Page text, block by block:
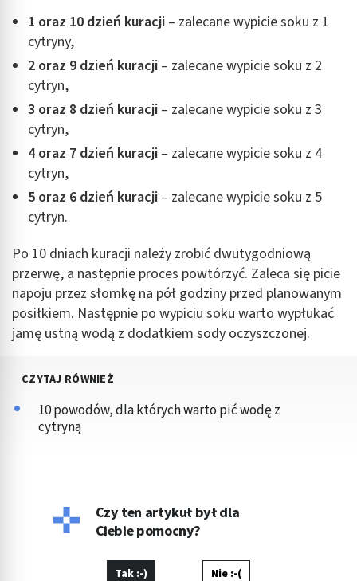
1 oraz 10 dzień kuracji – zalecane wypicie soku z 1
cytryny,
2 oraz 9 dzień kuracji – zalecane wypicie soku z 2
cytryn,
3 oraz 8 dzień kuracji – zalecane wypicie soku z 3
cytryn,
4 oraz 7 dzień kuracji – zalecane wypicie soku z 4
cytryn,
5 oraz 6 dzień kuracji – zalecane wypicie soku z 5
cytryn.
Po 10 dniach kuracji należy zrobić dwutygodniową
przerwę, a następnie proces powtórzyć. Zaleca się picie
napoju przez słomkę na pół godziny przed planowanym
posiłkiem. Następnie po wypiciu soku warto wypłukać
jamę ustną wodą z dodatkiem sody oczyszczonej.
CZYTAJ RÓWNIEŻ
10 powodów, dla których warto pić wodę z
cytryną
Czy ten artykuł był dla
Ciebie pomocny?
Tak :-) Nie :-(
Rozumienie odbiorców dzięki statystyce lub
kombinacji danych z różnych źródeł
Rozwój i ulepszanie usług
Wykorzystywanie ograniczonych danych do
wyboru treści
Funkcje specjalne IAB:
Użycie dokładnych danych geolokalizacyjnych
Identyfikowanie urządzeń na podstawie
aktywnie żądanych informacji
Niezbędne
Wydajność (Performance)
Reklama / śledzenie